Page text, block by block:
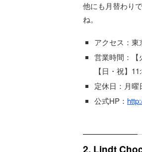
他にも月替わり
ね。
アクセス：東
営業時間：【
【日・祝】
定休日：月曜
公式HP：
2. Lindt